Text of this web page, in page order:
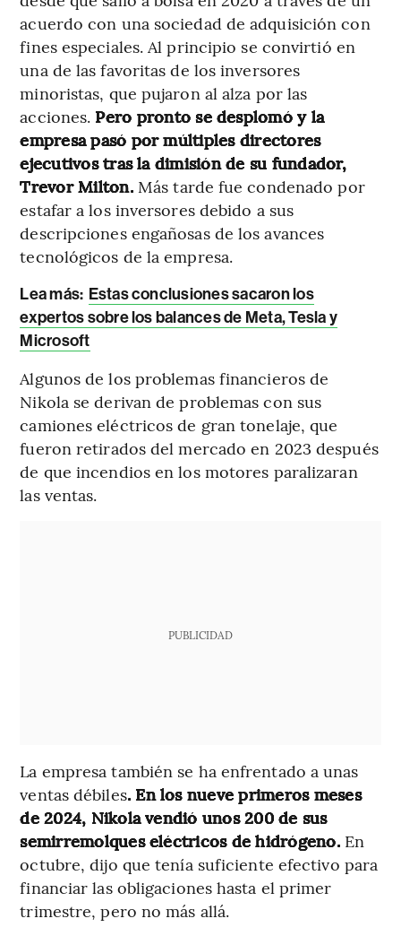
acuerdo con una sociedad de adquisición con
fines especiales. Al principio se convirtió en
una de las favoritas de los inversores
minoristas, que pujaron al alza por las
acciones. Pero pronto se desplomó y la
empresa pasó por múltiples directores
ejecutivos tras la dimisión de su fundador,
Trevor Milton. Más tarde fue condenado por
estafar a los inversores debido a sus
descripciones engañosas de los avances
tecnológicos de la empresa.
Lea más: Estas conclusiones sacaron los
expertos sobre los balances de Meta, Tesla y
Microsoft
Algunos de los problemas financieros de
Nikola se derivan de problemas con sus
camiones eléctricos de gran tonelaje, que
fueron retirados del mercado en 2023 después
de que incendios en los motores paralizaran
las ventas.
PUBLICIDAD
La empresa también se ha enfrentado a unas
ventas débiles. En los nueve primeros meses
de 2024, Nikola vendió unos 200 de sus
semirremolques eléctricos de hidrógeno.En
octubre, dijo que tenía suficiente efectivo para
financiar las obligaciones hasta el primer
trimestre, pero no más allá.